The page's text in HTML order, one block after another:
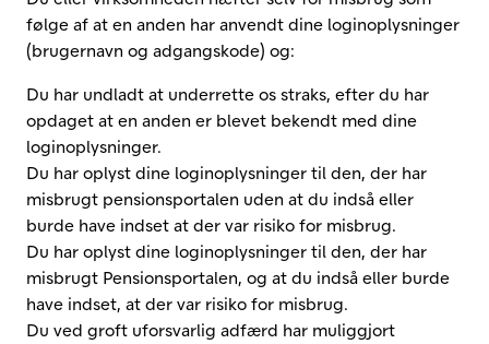
følge af at en anden har anvendt dine loginoplysninger
(brugernavn og adgangskode) og:
Du har undladt at underrette os straks, efter du har
opdaget at en anden er blevet bekendt med dine
loginoplysninger.
Du har oplyst dine loginoplysninger til den, der har
misbrugt pensionsportalen uden at du indså eller
burde have indset at der var risiko for misbrug.
Du har oplyst dine loginoplysninger til den, der har
misbrugt Pensionsportalen, og at du indså eller burde
have indset, at der var risiko for misbrug.
Du ved groft uforsvarlig adfærd har muliggjort